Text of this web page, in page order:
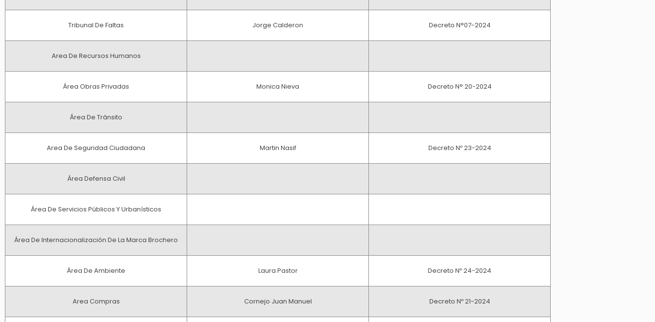
Tribunal De Faltas Jorge Calderon Decreto N°07-2024
Area De Recursos Humanos
Área Obras Privadas Monica Nieva Decreto N° 20-2024
Área De Tránsito
Area De Seguridad Ciudadana Martin Nasif Decreto Nº 23-2024
Área Defensa Civil
Área De Servicios Públicos Y Urbanísticos
Área De Internacionalización De La Marca Brochero
Área De Ambiente Laura Pastor Decreto Nº 24-2024
Area Compras Cornejo Juan Manuel Decreto Nº 21-2024